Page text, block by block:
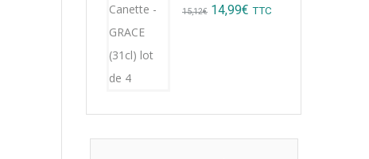
15,12€ Original
14,99€ Current
TTC